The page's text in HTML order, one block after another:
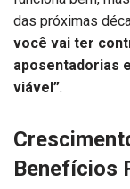
das próximas
você vai ter
aposentadorias
viável”.
Benefícios